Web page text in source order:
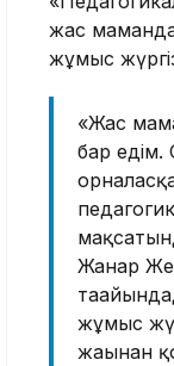
жас
жұмыс
«Жас
бар
Жанар
жұмыс
жағынан